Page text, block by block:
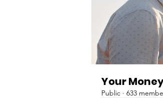
Your
Public · 633